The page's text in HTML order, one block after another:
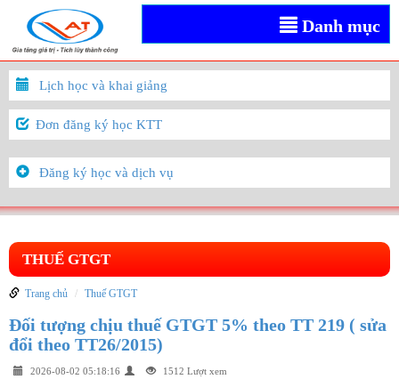
Danh mục
Lịch học và khai giảng
Đơn đăng ký học KTT
Đăng ký học và dịch vụ
THUẾ GTGT
Trang chủ Thuế GTGT
Đối tượng chịu thuế GTGT 5% theo TT 219 ( sửa
đổi theo TT26/2015)
2026-08-02 05:18:16 1512 Lượt xem